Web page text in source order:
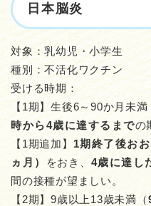
日本脳炎
対象：乳幼児・小学生
種別：不活化ワクチン
受ける時期：
【1期】生後6～90か月未満
時から4歳に達するまでの
【1期追加】 1期終了後お
ヵ月）
をおき、 4歳に達し
間の接種が望ましい。
【2期】9歳以上13歳未満（